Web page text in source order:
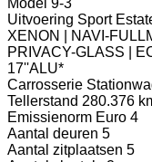
Uitvoering Sport
XENON | NAVI-
PRIVACY-GLASS |
17''ALU*
Carrosserie
Tellerstand 280.376
Emissienorm Euro 4
Aantal deuren 5
Aantal zitplaatsen 5